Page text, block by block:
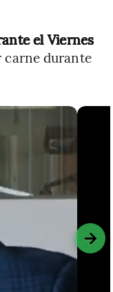
el Viernes
carne durante